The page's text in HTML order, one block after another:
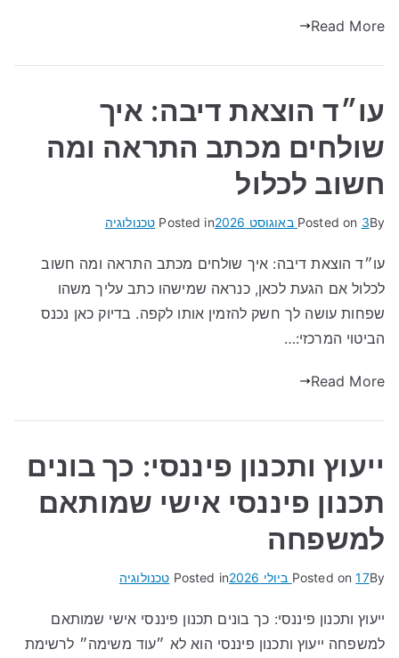
Read More
עו״ד הוצאת דיבה: איך
שולחים מכתב התראה ומה
חשוב לכלול
By
Posted on 3 באוגוסט 2026 Posted in טכנולוגיה
עו״ד הוצאת דיבה: איך שולחים מכתב התראה ומה חשוב
לכלול אם הגעת לכאן, כנראה שמישהו כתב עליך משהו
שפחות עושה לך חשק להזמין אותו לקפה. בדיוק כאן נכנס
הביטוי המרכזי:…
Read More
ייעוץ ותכנון פיננסי: כך בונים
תכנון פיננסי אישי שמותאם
למשפחה
By
Posted on17 ביולי 2026 Posted in טכנולוגיה
ייעוץ ותכנון פיננסי: כך בונים תכנון פיננסי אישי שמותאם
למשפחה ייעוץ ותכנון פיננסי הוא לא ״עוד משימה״ לרשימת